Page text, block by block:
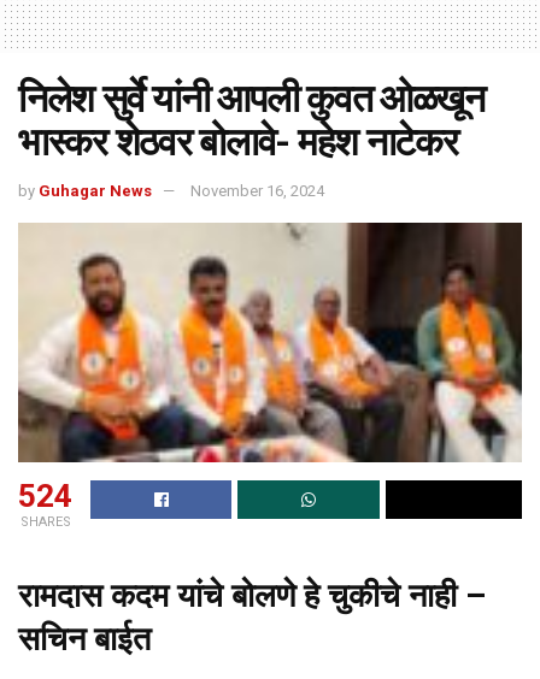
निलेश सुर्वे यांनी आपली कुवत ओळखून
भास्कर शेठवर बोलावे- महेश नाटेकर
by Guhagar News November 16, 2024
524
SHARES
रामदास कदम यांचे बोलणे हे चुकीचे नाही –
सचिन बाईत